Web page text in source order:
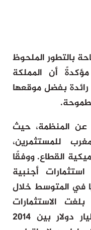
بالتطور الملحوظ
أن المملكة
بفضل موقعها
المنظمة، حيث
للمستثمرين،
القطاع. ووفقًا
أجنبية
سنويًا في المتوسط خلال
الاستثمارات
الموجهة لقطاع السياحة 2.2 مليار دولار بين 2014